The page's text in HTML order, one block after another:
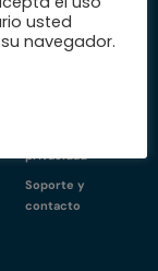
Política de
privacidad
Soporte y
contacto
usted
navegador.